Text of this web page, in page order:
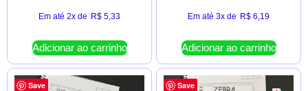
Em até 2x de R$ 5,33
Adicionar ao carrinho
Em até 3x de R$ 6,19
Adicionar ao carrinho
Save Save